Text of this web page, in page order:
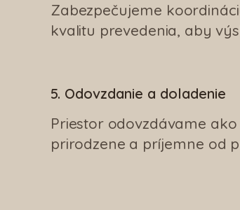
Zabezpečujeme
kvalitu prevedenia, aby
5. Odovzdanie a doladenie
Priestor odovzdávame
prirodzene a príjemne od